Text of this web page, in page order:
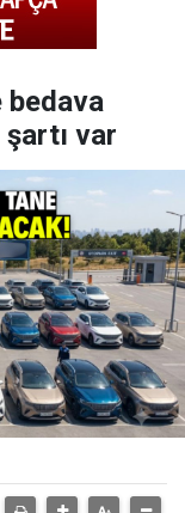
bedava
şartı var